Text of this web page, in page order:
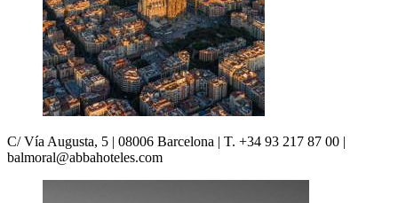
C/ Vía Augusta, 5 | 08006 Barcelona | T. +34 93 217 87 00 |
balmoral@abbahoteles.com